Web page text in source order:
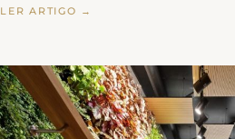
LER ARTIGO →